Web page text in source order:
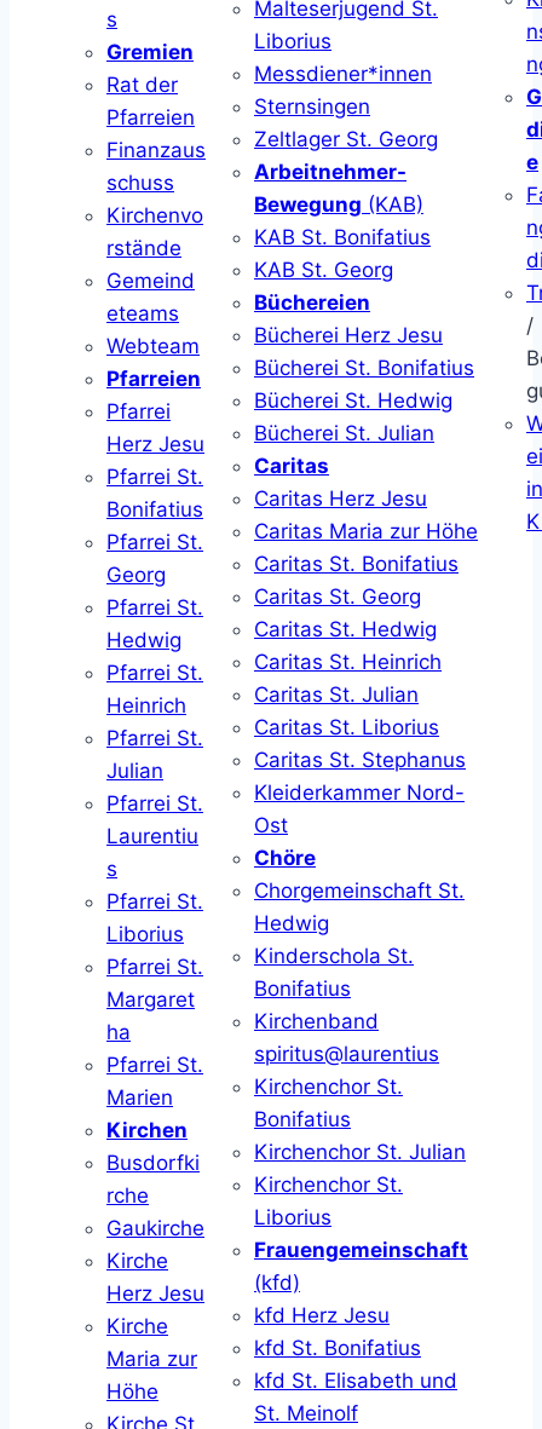
s
Gremien
Rat der
Pfarreien
Finanzaus
schuss
Kirchenvo
rstände
Gemeind
eteams
Webteam
Pfarreien
Pfarrei
Herz Jesu
Pfarrei St.
Bonifatius
Pfarrei St.
Georg
Pfarrei St.
Hedwig
Pfarrei St.
Heinrich
Pfarrei St.
Julian
Pfarrei St.
Laurentiu
s
Pfarrei St.
Liborius
Pfarrei St.
Margaret
ha
Pfarrei St.
Marien
Kirchen
Busdorfki
rche
Gaukirche
Kirche
Herz Jesu
Kirche
Maria zur
Höhe
Kirche St.
Malteserjugend St.
Liborius
Messdiener*innen
Sternsingen
Zeltlager St. Georg
Arbeitnehmer-
Bewegung (KAB)
KAB St. Bonifatius
KAB St. Georg
Büchereien
Bücherei Herz Jesu
Bücherei St. Bonifatius
Bücherei St. Hedwig
Bücherei St. Julian
Caritas
Caritas Herz Jesu
Caritas Maria zur Höhe
Caritas St. Bonifatius
Caritas St. Georg
Caritas St. Hedwig
Caritas St. Heinrich
Caritas St. Julian
Caritas St. Liborius
Caritas St. Stephanus
Kleiderkammer Nord-
Ost
Chöre
Chorgemeinschaft St.
Hedwig
Kinderschola St.
Bonifatius
Kirchenband
spiritus@laurentius
Kirchenchor St.
Bonifatius
Kirchenchor St. Julian
Kirchenchor St.
Liborius
Frauengemeinschaft
(kfd)
kfd Herz Jesu
kfd St. Bonifatius
kfd St. Elisabeth und
St. Meinolf
e
/